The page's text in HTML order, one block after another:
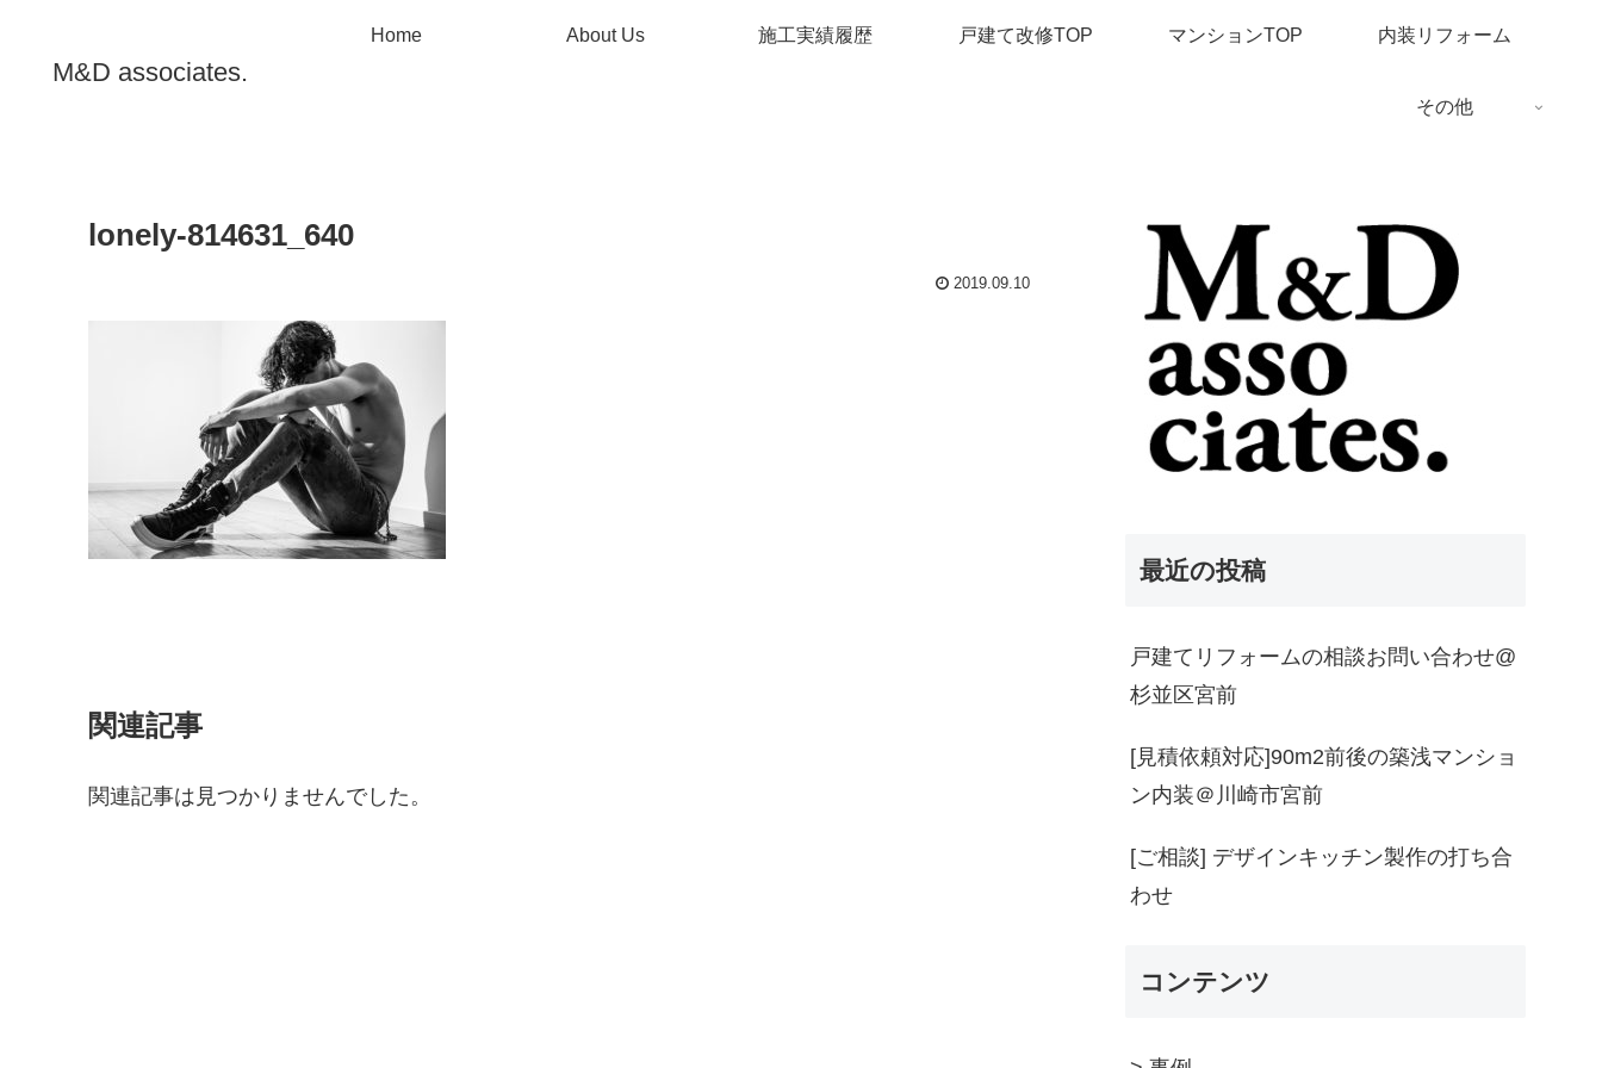
M&D associates.
Home About Us 施工実績履歴 戸建て改修TOP マンションTOP 内装リフォーム
その他
lonely-814631_640
2019.09.10
関連記事
関連記事は見つかりませんでした。
最近の投稿
戸建てリフォームの相談お問い合わせ@
杉並区宮前
[見積依頼対応]90m2前後の築浅マンショ
ン内装＠川崎市宮前
[ご相談] デザインキッチン製作の打ち合
わせ
コンテンツ